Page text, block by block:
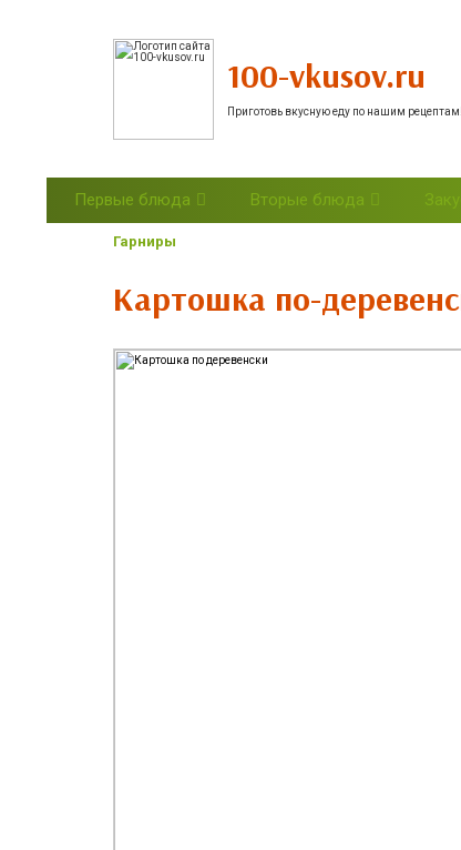
100-vkusov.ru
Приготовь вкусную еду по нашим рецептам!
Первые блюда Вторые блюда
Гарниры
Картошка по-